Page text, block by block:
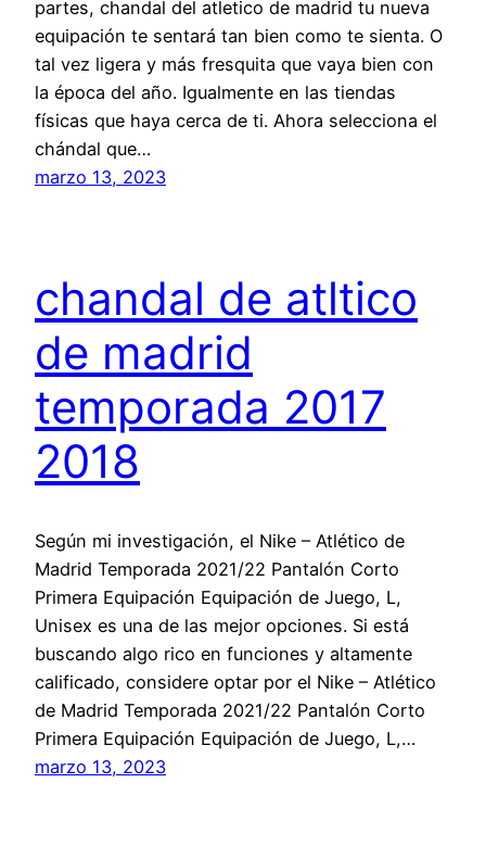
partes, chandal del atletico de madrid tu nueva
equipación te sentará tan bien como te sienta. O
tal vez ligera y más fresquita que vaya bien con
la época del año. Igualmente en las tiendas
físicas que haya cerca de ti. Ahora selecciona el
chándal que…
marzo 13, 2023
chandal de atltico
de madrid
temporada 2017
2018
Según mi investigación, el Nike – Atlético de
Madrid Temporada 2021/22 Pantalón Corto
Primera Equipación Equipación de Juego, L,
Unisex es una de las mejor opciones. Si está
buscando algo rico en funciones y altamente
calificado, considere optar por el Nike – Atlético
de Madrid Temporada 2021/22 Pantalón Corto
Primera Equipación Equipación de Juego, L,…
marzo 13, 2023